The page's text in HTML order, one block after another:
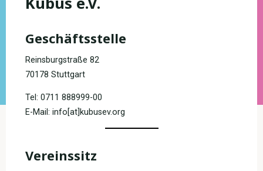
Geschäftsstelle
Reinsburgstraße 82
70178 Stuttgart
Tel: 0711 888999-00
E-Mail: info[at]kubusev.org
Vereinssitz